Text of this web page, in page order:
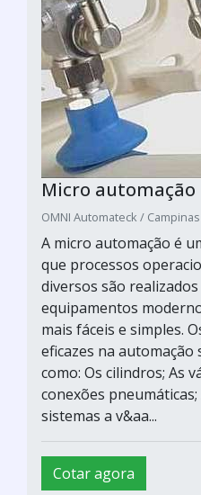
Micro automação
OMNI Automateck / Campinas
A micro automação é
que processos
diversos são
equipamentos
mais fáceis e simples.
eficazes na automação
como: Os cilindros; As
conexões
sistemas a v&aa...
Cotar agora